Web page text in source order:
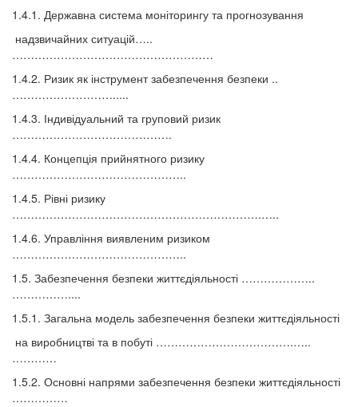
1.4.1. Державна система моніторингу та прогнозування
надзвичайних ситуацій…..
………………………………………………
1.4.2. Ризик як інструмент забезпечення безпеки ..
……………………….....
1.4.3. Індивідуальний та груповий ризик
…………………………………….
1.4.4. Концепція прийнятного ризику
………………………………………..
1.4.5. Рівні ризику
………………………………………………………….…..
1.4.6. Управління виявленим ризиком
………………………………………..
1.5. Забезпечення безпеки життєдіяльності ………………..
……………....
1.5.1. Загальна модель забезпечення безпеки життєдіяльності
на виробництві та в побуті ……………………………….…..
…………
1.5.2. Основні напрями забезпечення безпеки життєдіяльності
……………